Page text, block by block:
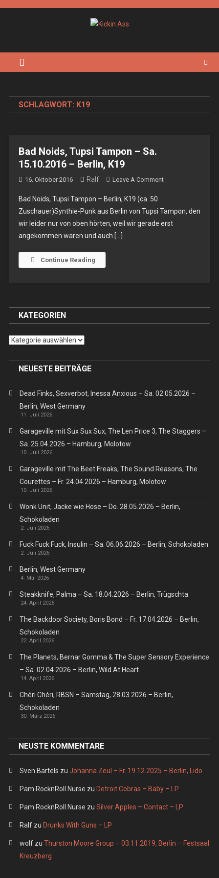
SCHLAGWORT: K19
Bad Noids, Tupsi Tampon – Sa.
15.10.2016 – Berlin, K19
16. Oktober 2016 Ralf Leave A CommentOn
Tupsi
Tampon
Bad Noids, Tupsi Tampon – Berlin, K19 (ca. 50
Zuschauer)Synthie-Punk aus Berlin von Tupsi Tampon, den
wir leider nur von oben hörten, weil wir gerade erst
angekommen waren und auch […]
Continue Reading
KATEGORIEN
Kategorien
NEUESTE BEITRÄGE
Dead Finks, Sexverbot, Inessa Anxious – Sa. 02.05.2026 –
Berlin, West Germany
11. Juli 2026
Garageville mit Sux Sux Sux, The Len Price 3, The Staggers –
Sa. 25.04.2026 – Hamburg, Molotow
10. Juli 2026
Garageville mit The Beet Freaks, The Sound Reasons, The
Courettes – Fr. 24.04.2026 – Hamburg, Molotow
10. Juli 2026
Wonk Unit, Jacke wie Hose – Do. 28.05.2026 – Berlin,
Schokoladen
2. Juli 2026
Fuck Fuck Fuck, Insulin – Sa. 06.06.2026 – Berlin, Schokoladen
2. Juli 2026
Berlin, West Germany
4. Mai 2026
Steakknife, Palma – Sa. 18.04.2026 – Berlin, Trügschta
24. April 2026
The Backdoor Society, Boris Bond – Fr. 17.04.2026 – Berlin,
Schokoladen
22. April 2026
The Planets, Bernar Gomma & The Super Sensory Experience
– Sa. 02.04.2026 – Berlin, Wild At Heart
14. April 2026
Chéri Chéri, RBSN – Samstag, 28.03.2026 – Berlin,
Schokoladen
30. März 2026
NEUSTE KOMMENTARE
Sven Bartels zu Johanna Zeul – Fr. 19.12.2025 – Berlin, Lido
Pam RocknRoll Nurse zu Detroit Cobras – Baby – LP
Pam RocknRoll Nurse zu Silver Apples – Contact – LP
Ralfzu Drunks With Guns – LP
wolfzu Thurston Moore Group – 03.11.2019, Berlin – Festsaal
Kreuzberg